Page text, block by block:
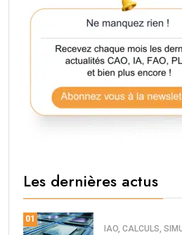
Les dernières actus
01
IAO, CALCULS,